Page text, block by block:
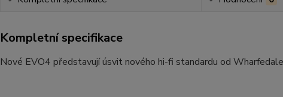
Kompletní specifikace
Nové EVO4 představují úsvit nového hi-fi standardu od